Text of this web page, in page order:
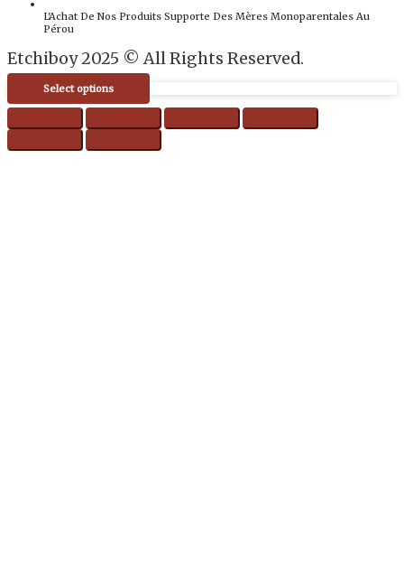
L'Achat De Nos Produits Supporte Des Mères Monoparentales Au
Pérou
Etchiboy 2025 © All Rights Reserved.
Made ByMarko Karakaš
Select options